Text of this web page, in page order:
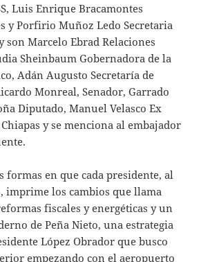
Luis Enrique Bracamontes
y Porfirio Muñoz Ledo Secretaria
son Marcelo Ebrad Relaciones
Sheinbaum Gobernadora de la
Adán Augusto Secretaría de
Monreal, Senador, Garrado
Diputado, Manuel Velasco Ex
y se menciona al embajador
formas en que cada presidente, al
imprime los cambios que llama
fiscales y energéticas y un
de Peña Nieto, una estrategia
López Obrador que busco
empezando con el aeropuerto